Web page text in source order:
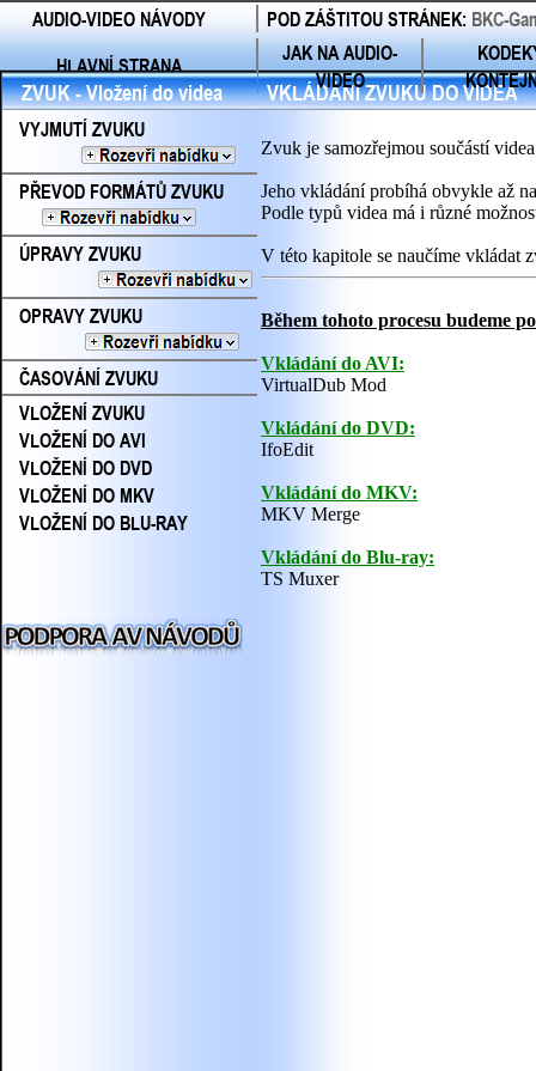
AUDIO-VIDEO NÁVODY POD ZÁŠTITOU STRÁNEK:BKC-
HLAVNÍ STRANA
JAK NA AUDIO-
VIDEO
ZVUK - Vložení do videa
VYJMUTÍ ZVUKU
PŘEVOD FORMÁTŮ ZVUKU
ÚPRAVY ZVUKU
OPRAVY ZVUKU
ČASOVÁNÍ ZVUKU
VLOŽENÍ ZVUKU
VLOŽENÍ DO AVI
VLOŽENÍ DO DVD
VLOŽENÍ DO MKV
VLOŽENÍ DO BLU-RAY
VKLÁDÁNÍ ZVUKU DO VIDEA
Zvuk je samozřejmou součástí
Jeho vkládání probíhá obvykle až
Podle typů videa má i různé
V této kapitole se naučíme
Během tohoto procesu budeme
Vkládání do AVI:
VirtualDub Mod
Vkládání do DVD:
IfoEdit
Vkládání do MKV:
MKV Merge
Vkládání do Blu-ray:
TS Muxer